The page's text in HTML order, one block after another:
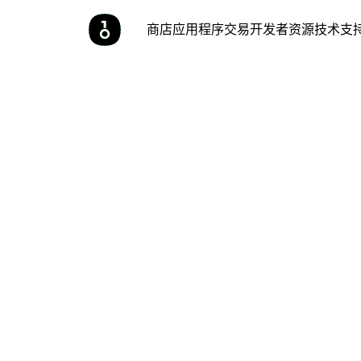
商店应用程序交易开发者资源技术支